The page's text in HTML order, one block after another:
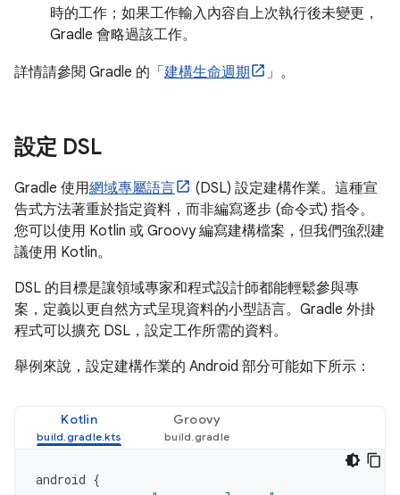
時的工作；如果工作輸入內容自上次執行後未變更，
Gradle 會略過該工作。
詳情請參閱 Gradle 的「 建構生命週期 」。
設定 DSL
Gradle 使用網域專屬語言
(DSL) 設定建構作業。這種宣
告式方法著重於指定資料，而非編寫逐步 (命令式) 指令。
您可以使用 Kotlin 或 Groovy 編寫建構檔案，但我們強烈建
議使用 Kotlin。
DSL 的目標是讓領域專家和程式設計師都能輕鬆參與專
案，定義以更自然方式呈現資料的小型語言。Gradle 外掛
程式可以擴充 DSL，設定工作所需的資料。
舉例來說，設定建構作業的 Android 部分可能如下所示：
Kotlin Groovy
android {